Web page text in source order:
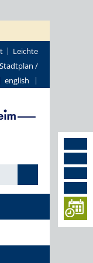
Leichte
Stadtplan /
english